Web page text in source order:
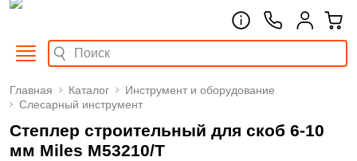
Главная Каталог
Инструмент и оборудование
Слесарный инструмент
Степлер строительный для скоб 6-10
мм Miles M53210/T